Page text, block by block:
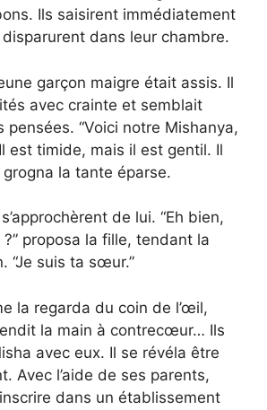
Ils saisirent immédiatement
dans leur chambre.
garçon maigre était assis. Il
avec crainte et semblait
pensées. “Voici notre Mishanya,
est timide, mais il est gentil. Il
grogna la tante éparse.
de lui. “Eh bien,
proposa la fille, tendant la
“Je suis ta sœur.”
la regarda du coin de l’œil,
la main à contrecœur… Ils
avec eux. Il se révéla être
Avec l’aide de ses parents,
dans un établissement